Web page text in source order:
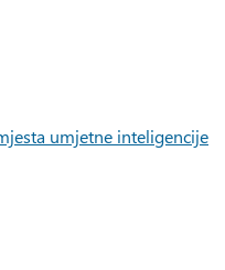
umjetne inteligencije